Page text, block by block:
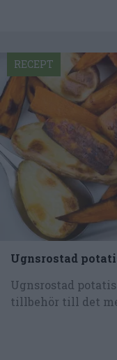
Ugnsrostad
Ugnsrostad
tillbehör till det
RECEPT